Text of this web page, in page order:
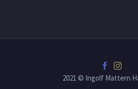
2021 © Ingolf Mattern